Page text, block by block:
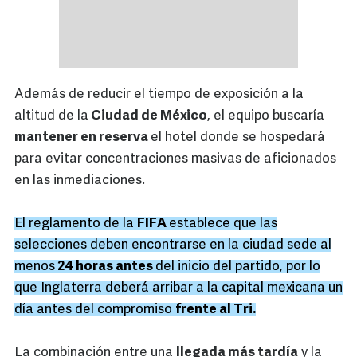
Además de reducir el tiempo de exposición a la
altitud de la Ciudad de México, el equipo buscaría
mantener en reserva el hotel donde se hospedará
para evitar concentraciones masivas de aficionados
en las inmediaciones.
El reglamento de la FIFA establece que las
selecciones deben encontrarse en la ciudad sede al
menos 24 horas antes del inicio del partido, por lo
que Inglaterra deberá arribar a la capital mexicana un
día antes del compromiso frente al Tri.
La combinación entre una llegada más tardía y la